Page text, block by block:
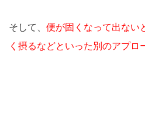
そして、 便が固くなって出ない
く摂るなどといった別のアプロ